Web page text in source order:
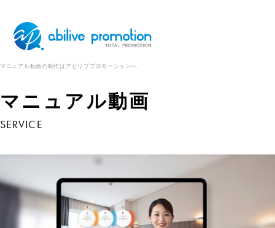
マニュアル動画の制作はアビリブプロモーションへ
マニュアル動画
SERVICE